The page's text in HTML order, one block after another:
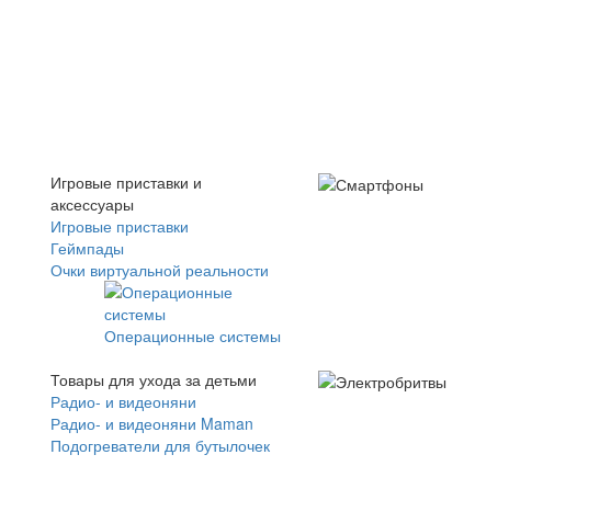
Игровые приставки и
аксессуары
Игровые приставки
Геймпады
Очки виртуальной реальности
Операционные системы
Товары для ухода за детьми
Радио- и видеоняни
Радио- и видеоняни Maman
Подогреватели для бутылочек